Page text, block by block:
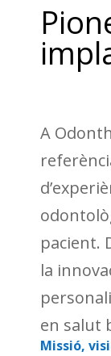
A
pacient.
la
en salut
Missió,